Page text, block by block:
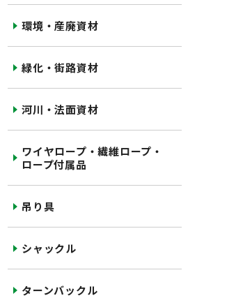
環境・産廃資材
緑化・街路資材
河川・法面資材
ワイヤロープ・繊維ロープ・
ロープ付属品
吊り具
シャックル
ターンバックル